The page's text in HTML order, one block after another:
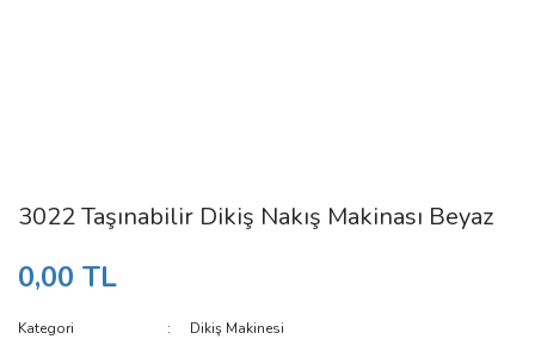
3022 Taşınabilir Dikiş Nakış Makinası Beyaz
0,00 TL
Kategori
Dikiş Makinesi